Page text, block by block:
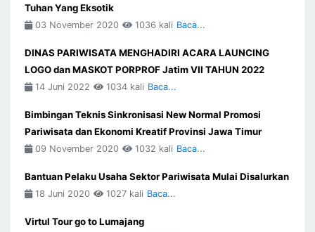
Tuhan Yang Eksotik
03 November 2020 1036 kali Baca...
DINAS PARIWISATA MENGHADIRI ACARA LAUNCING
LOGO dan MASKOT PORPROF Jatim VII TAHUN 2022
14 Juni 2022 1034 kali Baca...
Bimbingan Teknis Sinkronisasi New Normal Promosi
Pariwisata dan Ekonomi Kreatif Provinsi Jawa Timur
09 November 2020 1032 kali Baca...
Bantuan Pelaku Usaha Sektor Pariwisata Mulai Disalurkan
18 Juni 2020 1027 kali Baca...
Virtul Tour go to Lumajang